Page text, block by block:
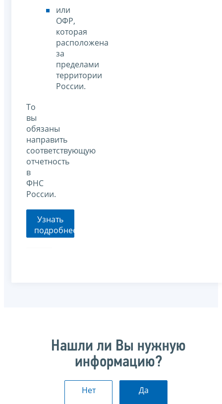
или
ОФР,
которая
расположена
за
пределами
территории
России.
То
вы
обязаны
направить
соответствующую
отчетность
в
ФНС
России.
Узнать
подробнее
Нашли ли Вы нужную
информацию?
Нет Да